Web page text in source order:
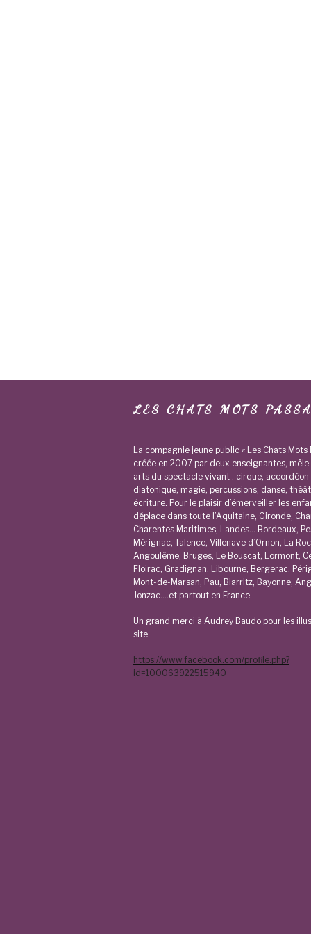
LES CHATS MOTS
La compagnie jeune public « Les Chats Mots
créée en 2007 par deux enseignantes, mêle
arts du spectacle vivant : cirque, accordéon
diatonique, magie, percussions, danse,
écriture. Pour le plaisir d’émerveiller les
déplace dans toute l’Aquitaine, Gironde,
Charentes Maritimes, Landes… Bordeaux,
Mérignac, Talence, Villenave d’Ornon, La
Angoulême, Bruges, Le Bouscat, Lormont,
Floirac, Gradignan, Libourne, Bergerac,
Mont-de-Marsan, Pau, Biarritz, Bayonne,
Jonzac….et partout en France.
Un grand merci à Audrey Baudo pour les
site.
https://www.facebook.com/profile.php?
id=100063922515940